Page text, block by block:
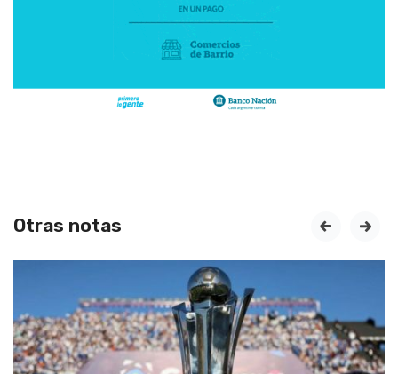
Otras notas prev next